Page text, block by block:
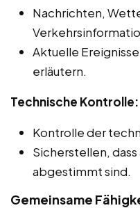
Nachrichten,
Aktuelle
erläutern.
Technische Kontrolle:
Kontrolle der
Sicherstellen,
abgestimmt sind.
Gemeinsame